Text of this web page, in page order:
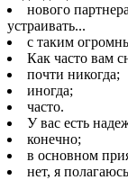
нового
устраивать...
с таким
Как часто вам
почти никогда;
иногда;
часто.
У вас есть
конечно;
в основном
нет, я